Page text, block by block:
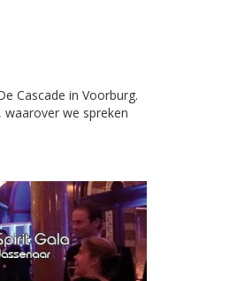
Cascade in Voorburg.
we spreken